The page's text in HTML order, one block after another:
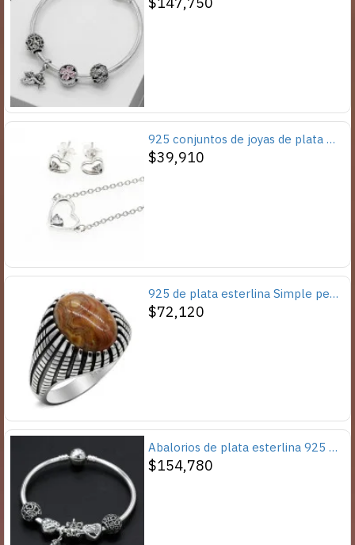
925 conjuntos de joyas de plata para 2019 conjunto de collares de corazón de amor para mujer regalo de joyería de boda
$39,910
925 de plata esterlina Simple personalidad Natural de ágata loco de piedra de los hombres y las mujeres anillos de tendencia Retro turco de los hombres anillos de boda
$72,120
Abalorios de plata esterlina 925 pura, abalorios de animales, elefante, hipopótamo, corazones, pulsera artesanal
$154,780